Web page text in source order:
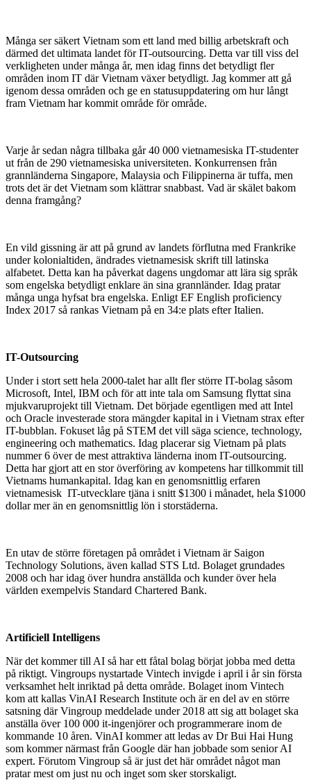
Många ser säkert Vietnam som ett land med billig arbetskraft och
därmed det ultimata landet för IT-outsourcing. Detta var till viss del
verkligheten under många år, men idag finns det betydligt fler
områden inom IT där Vietnam växer betydligt. Jag kommer att gå
igenom dessa områden och ge en statusuppdatering om hur långt
fram Vietnam har kommit område för område.
Varje år sedan några tillbaka går 40 000 vietnamesiska IT-studenter
ut från de 290 vietnamesiska universiteten. Konkurrensen från
grannländerna Singapore, Malaysia och Filippinerna är tuffa, men
trots det är det Vietnam som klättrar snabbast. Vad är skälet bakom
denna framgång?
En vild gissning är att på grund av landets förflutna med Frankrike
under kolonialtiden, ändrades vietnamesisk skrift till latinska
alfabetet. Detta kan ha påverkat dagens ungdomar att lära sig språk
som engelska betydligt enklare än sina grannländer. Idag pratar
många unga hyfsat bra engelska. Enligt EF English proficiency
Index 2017 så rankas Vietnam på en 34:e plats efter Italien.
IT-Outsourcing
Under i stort sett hela 2000-talet har allt fler större IT-bolag såsom
Microsoft, Intel, IBM och för att inte tala om Samsung flyttat sina
mjukvaruprojekt till Vietnam. Det började egentligen med att Intel
och Oracle investerade stora mängder kapital in i Vietnam strax efter
IT-bubblan. Fokuset låg på STEM det vill säga science, technology,
engineering och mathematics. Idag placerar sig Vietnam på plats
nummer 6 över de mest attraktiva länderna inom IT-outsourcing.
Detta har gjort att en stor överföring av kompetens har tillkommit till
Vietnams humankapital. Idag kan en genomsnittlig erfaren
vietnamesisk IT-utvecklare tjäna i snitt $1300 i månadet, hela $1000
dollar mer än en genomsnittlig lön i storstäderna.
En utav de större företagen på området i Vietnam är Saigon
Technology Solutions, även kallad STS Ltd. Bolaget grundades
2008 och har idag över hundra anställda och kunder över hela
världen exempelvis Standard Chartered Bank.
Artificiell Intelligens
När det kommer till AI så har ett fåtal bolag börjat jobba med detta
på riktigt. Vingroups nystartade Vintech invigde i april i år sin första
verksamhet helt inriktad på detta område. Bolaget inom Vintech
kom att kallas VinAI Research Institute och är en del av en större
satsning där Vingroup meddelade under 2018 att sig att bolaget ska
anställa över 100 000 it-ingenjörer och programmerare inom de
kommande 10 åren. VinAI kommer att ledas av Dr Bui Hai Hung
som kommer närmast från Google där han jobbade som senior AI
expert. Förutom Vingroup så är just det här området något man
pratar mest om just nu och inget som sker storskaligt.